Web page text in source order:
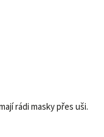
rádi masky přes uši.